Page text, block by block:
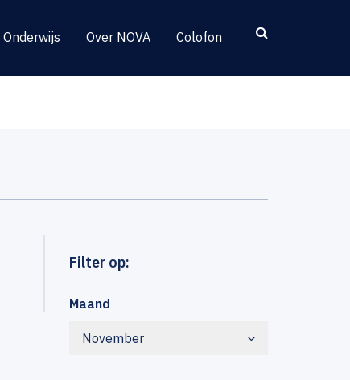
Onderwijs Over NOVA Colofon
Filter op:
Maand
November